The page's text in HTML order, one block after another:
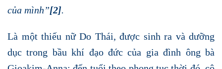
của mình”[2].
Là một thiếu nữ Do Thái, được sinh ra và dưỡng
dục trong bầu khí đạo đức của gia đình ông bà